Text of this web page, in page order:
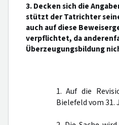
3. Decken sich die
stützt der Tatrichter
auch auf diese
verpflichtet, da
Überzeugungsbildung
1. Auf die
Bielefeld vom